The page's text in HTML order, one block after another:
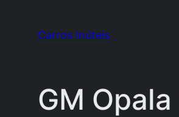
Carros Inúteis
GM